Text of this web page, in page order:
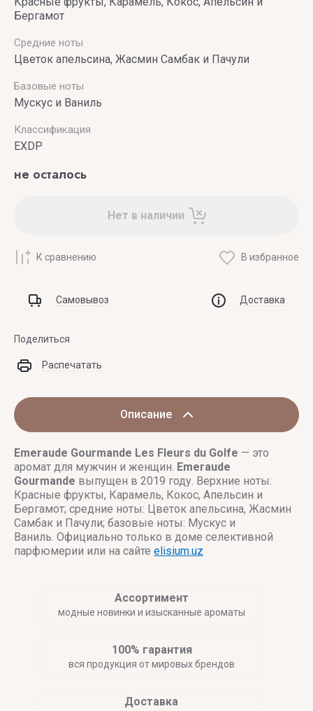
Бергамот
Средние ноты
Цветок апельсина, Жасмин Самбак и Пачули
Базовые ноты
Мускус и Ваниль
Классификация
EXDP
не осталось
Нет в наличии
К сравнению В избранное
Самовывоз Доставка
Поделиться
Распечатать
Описание
Emeraude Gourmande Les Fleurs du Golfe — это
аромат для мужчин и женщин. Emeraude
Gourmande выпущен в 2019 году. Верхние ноты:
Красные фрукты, Карамель, Кокос, Апельсин и
Бергамот; средние ноты: Цветок апельсина, Жасмин
Самбак и Пачули; базовые ноты: Мускус и
Ваниль. Официально только в доме селективной
парфюмерии или на сайте elisium.uz
Ассортимент
модные новинки и изысканные ароматы
100% гарантия
вся продукция от мировых брендов
Доставка